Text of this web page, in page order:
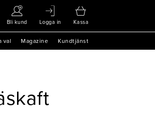
Bli kund Logga in Kassa
val Magazine Kundtjänst